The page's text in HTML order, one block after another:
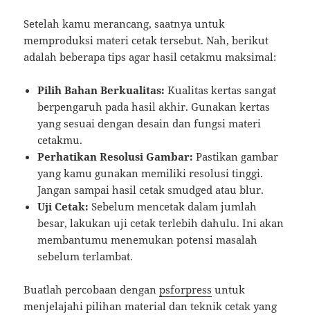
Setelah kamu merancang, saatnya untuk
memproduksi materi cetak tersebut. Nah, berikut
adalah beberapa tips agar hasil cetakmu maksimal:
Pilih Bahan Berkualitas: Kualitas kertas sangat
berpengaruh pada hasil akhir. Gunakan kertas
yang sesuai dengan desain dan fungsi materi
cetakmu.
Perhatikan Resolusi Gambar: Pastikan gambar
yang kamu gunakan memiliki resolusi tinggi.
Jangan sampai hasil cetak smudged atau blur.
Uji Cetak: Sebelum mencetak dalam jumlah
besar, lakukan uji cetak terlebih dahulu. Ini akan
membantumu menemukan potensi masalah
sebelum terlambat.
Buatlah percobaan denganpsforpress untuk
menjelajahi pilihan material dan teknik cetak yang